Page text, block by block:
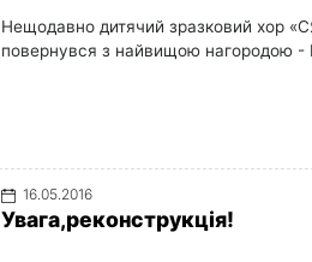
Нещодавно дитячий зразковий хор
повернувся з найвищою нагородою -
16.05.2016
Увага,реконструкція!